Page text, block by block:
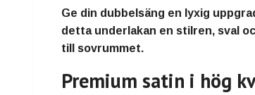
Ge din dubbelsäng en lyxig
detta underlakan en stilren, sval
till sovrummet.
Premium satin i hög